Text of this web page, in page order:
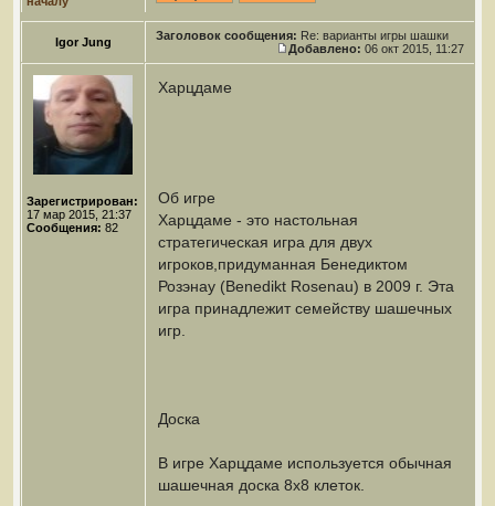
Igor Jung Заголовок сообщения: Re: варианты игры шашки
Добавлено: 06 окт 2015, 11:27
Зарегистрирован:
17 мар 2015, 21:37
Сообщения: 82
Харцдаме
Об игре
Харцдаме - это настольная
стратегическая игра для двух
игроков,придуманная Бенедиктом
Розэнау (Benedikt Rosenau) в 2009 г. Эта
игра принадлежит семейству шашечных
игр.
Доска
В игре Харцдаме используется обычная
шашечная доска 8х8 клеток.